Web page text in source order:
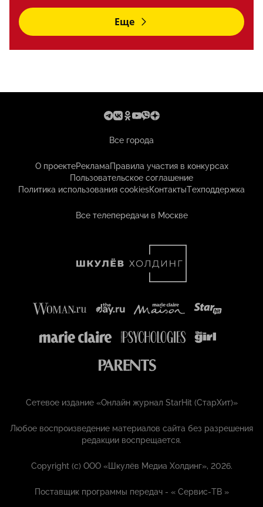
Еще
Все города
О проектеРекламаПравила участия в конкурсах
Пользовательское соглашение
Политика использования cookiesКонтактыТехподдержка
Все телепередачи в Москве
Сетевое издание «Онлайн журнал StarHit (СтарХит)»
Любое воспроизведение материалов сайта без разрешения
редакции воспрещается.
Copyright (с) ООО «Шкулёв Медиа Холдинг», 2026.
Поставщик программы передач - «Сервис-ТВ »